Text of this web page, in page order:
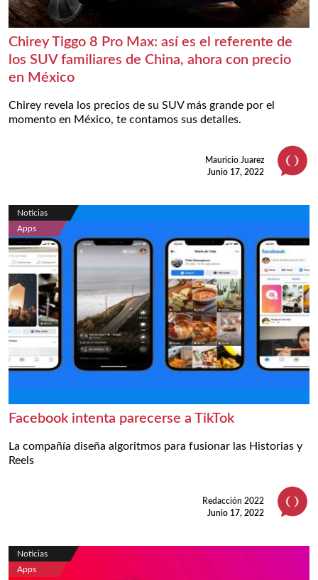
Chirey Tiggo 8 Pro Max: así es el referente de
los SUV familiares de China, ahora con precio
en México
Chirey revela los precios de su SUV más grande por el
momento en México, te contamos sus detalles.
Mauricio Juarez
Junio 17, 2022
Noticias
Apps
Facebook intenta parecerse a TikTok
La compañía diseña algoritmos para fusionar las Historias y
Reels
Redacción 2022
Junio 17, 2022
Noticias
Apps